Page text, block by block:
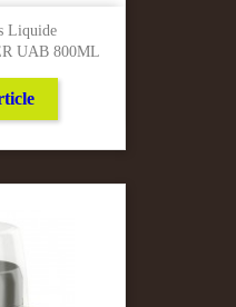
Liquide
UAB 800ML